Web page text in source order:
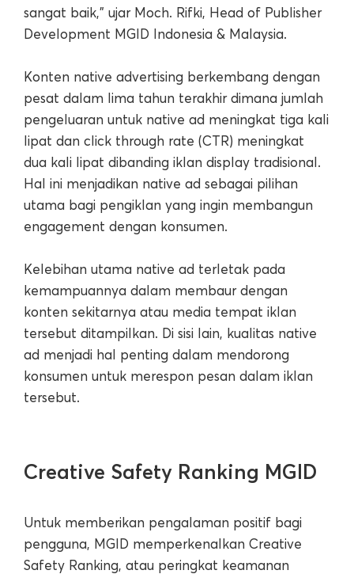
sangat baik,” ujar Moch. Rifki, Head of Publisher
Development MGID Indonesia & Malaysia.
Konten native advertising berkembang dengan
pesat dalam lima tahun terakhir dimana jumlah
pengeluaran untuk native ad meningkat tiga kali
lipat dan click through rate (CTR) meningkat
dua kali lipat dibanding iklan display tradisional.
Hal ini menjadikan native ad sebagai pilihan
utama bagi pengiklan yang ingin membangun
engagement dengan konsumen.
Kelebihan utama native ad terletak pada
kemampuannya dalam membaur dengan
konten sekitarnya atau media tempat iklan
tersebut ditampilkan. Di sisi lain, kualitas native
ad menjadi hal penting dalam mendorong
konsumen untuk merespon pesan dalam iklan
tersebut.
Creative Safety Ranking MGID
Untuk memberikan pengalaman positif bagi
pengguna, MGID memperkenalkan Creative
Safety Ranking, atau peringkat keamanan